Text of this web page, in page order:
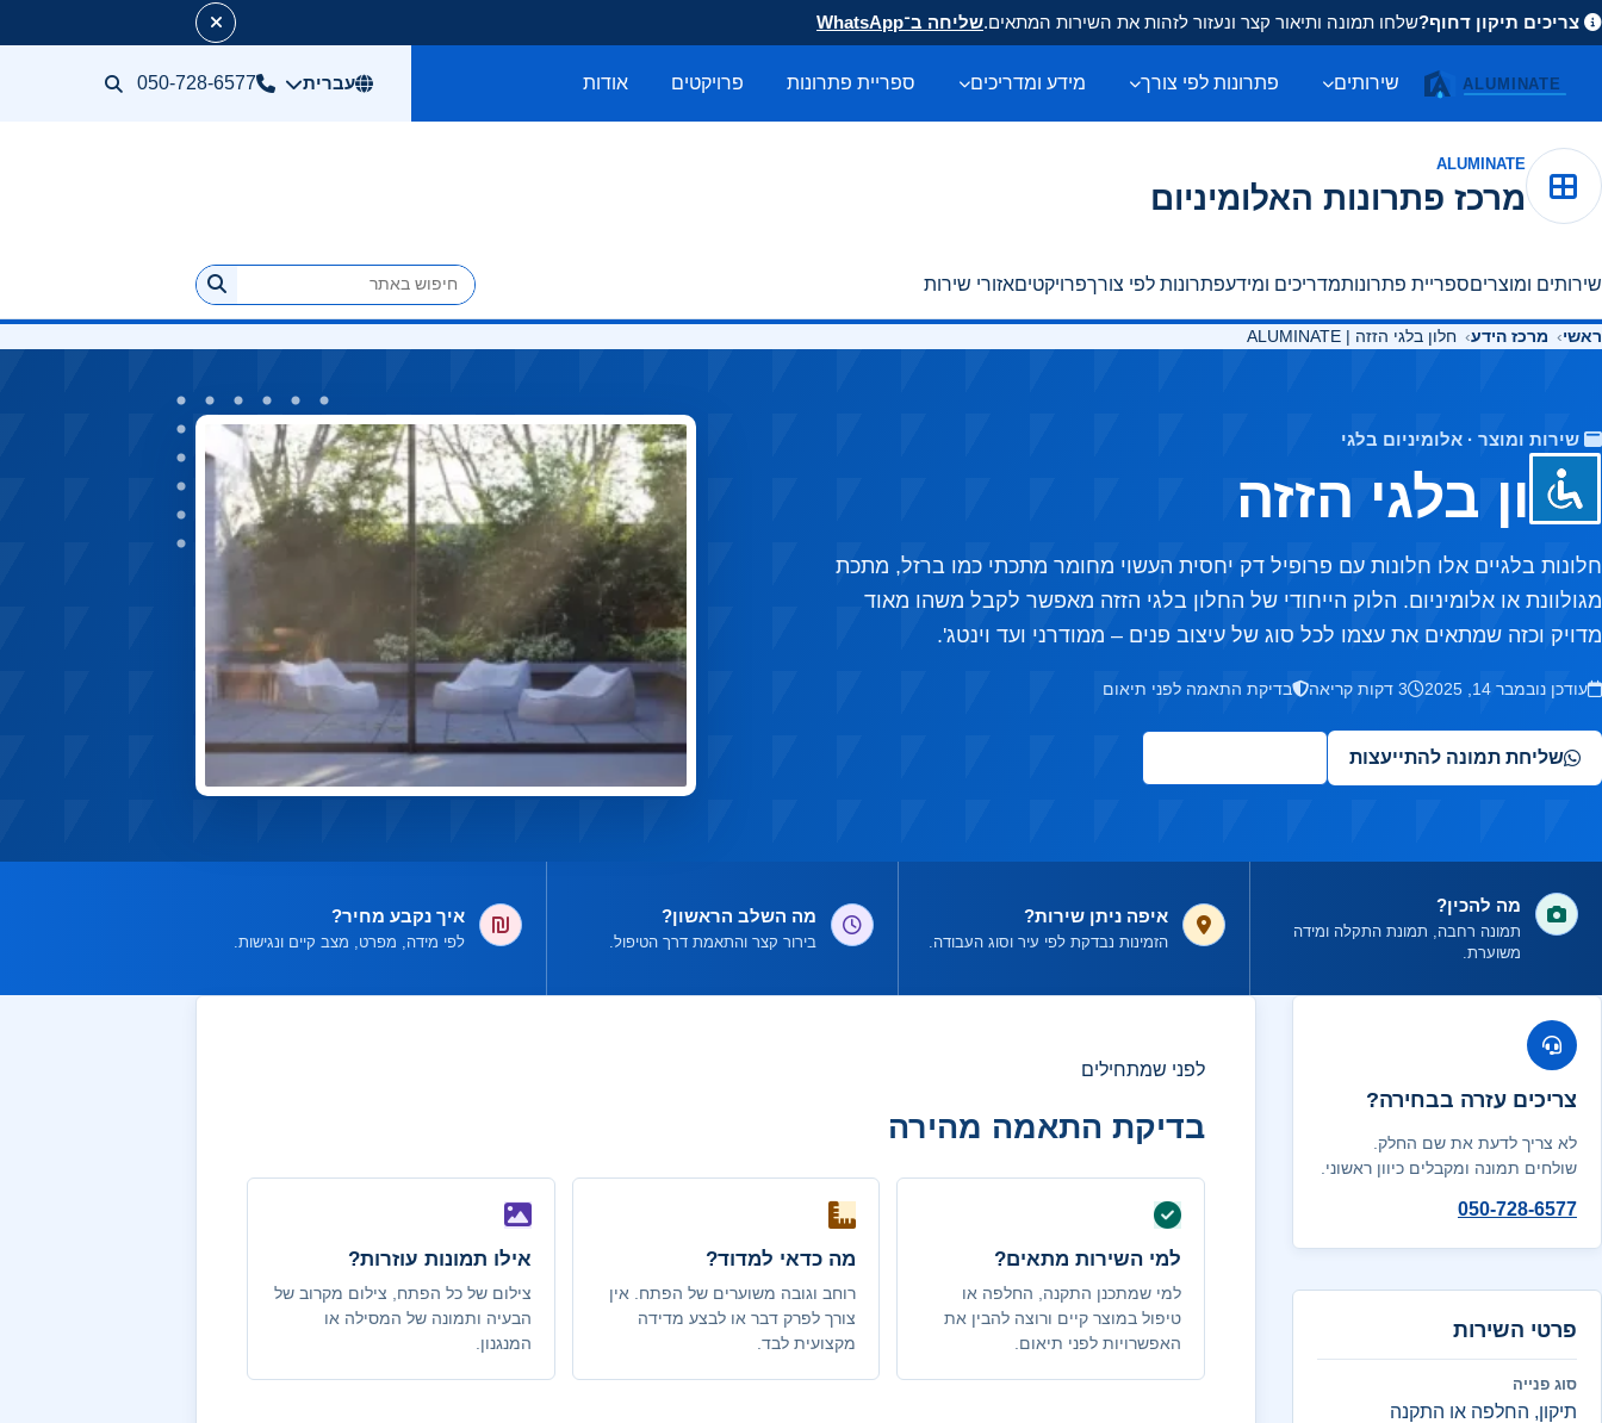
צריכים תיקון דחוף?שלחו תמונה ותיאור קצר ונעזור לזהות את השירות המתאים.שליחה ב־WhatsApp
שירותים פתרונות לפי צורך מידע ומדריכים ספריית פתרונות פרויקטים אודות עברית 050-728-6577
חיפוש באתר
ALUMINATE
מרכז פתרונות האלומיניום
שירותים ומוצריםספריית פתרונותמדריכים ומידעפתרונות לפי צורךפרויקטיםאזורי שירות חיפוש במרכז הפתרונות
ראשי מרכז הידע חלון בלגי הזזה | ALUMINATE
שירות ומוצר · אלומיניום בלגי
חלון בלגי הזזה
חלונות בלגיים אלו חלונות עם פרופיל דק יחסית העשוי מחומר מתכתי כמו ברזל, מתכת
מגולוונת או אלומיניום. הלוק הייחודי של החלון בלגי הזזה מאפשר לקבל משהו מאוד
מדויק וכזה שמתאים את עצמו לכל סוג של עיצוב פנים – ממודרני ועד וינטג'.
עודכן נובמבר 14, 2025 3 דקות קריאה בדיקת התאמה לפני תיאום
שליחת תמונה להתייעצות
מה להכין?
תמונה רחבה, תמונת התקלה ומידה
משוערת.
איפה ניתן שירות?
הזמינות נבדקת לפי עיר וסוג העבודה.
מה השלב הראשון?
בירור קצר והתאמת דרך הטיפול.
איך נקבע מחיר?
לפי מידה, מפרט, מצב קיים ונגישות.
צריכים עזרה בבחירה?
לא צריך לדעת את שם החלק.
שולחים תמונה ומקבלים כיוון ראשוני.
050-728-6577
פרטי השירות
סוג פנייה
תיקון, החלפה או התקנה
לפני שמתחילים
בדיקת התאמה מהירה
למי השירות מתאים?
למי שמתכנן התקנה, החלפה או
טיפול במוצר קיים ורוצה להבין את
האפשרויות לפני תיאום.
מה כדאי למדוד?
רוחב וגובה משוערים של הפתח. אין
צורך לפרק דבר או לבצע מדידה
מקצועית לבד.
אילו תמונות עוזרות?
צילום של כל הפתח, צילום מקרוב של
הבעיה ותמונה של המסילה או
המנגנון.